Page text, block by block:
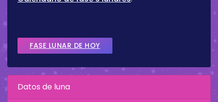
FASE LUNAR DE HOY
Datos de luna